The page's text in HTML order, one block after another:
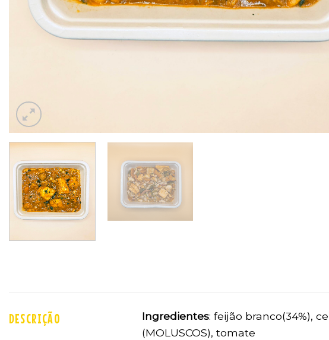
DESCRIÇÃO Ingredientes: feijão branco(34%),
(MOLUSCOS), tomate